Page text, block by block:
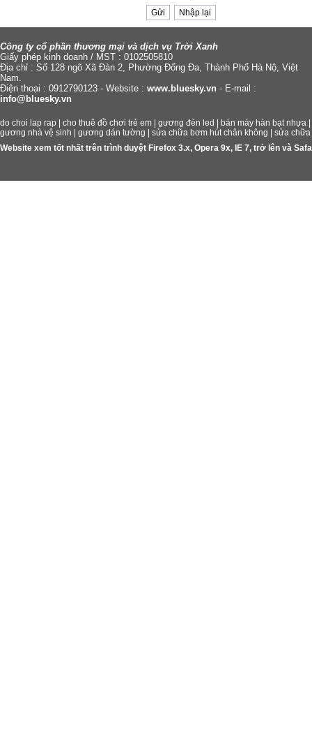
Công ty cổ phần thương mại và dịch vụ Trời Xanh
Giấy phép kinh doanh / MST : 0102505810
Địa chỉ : Số 128 ngõ Xã Đàn 2, Phường Đống Đa, Thành Phố Hà Nộ, Việt
Nam.
Điện thoại : 0912790123 - Website : www.bluesky.vn - E-mail :
info@bluesky.vn
do choi lap rap cho thuê đồ chơi trẻ em gương đèn led bán máy hàn bạt nhựa
gương nhà vệ sinh
gương dán tường sửa chữa bơm hút chân không
sửa chữa
Website xem tốt nhất trên trình duyệt Firefox 3.x, Opera 9x, IE 7, trở lên và